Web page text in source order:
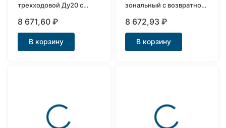
трехходовой Ду20 с
8 671,60₽
В корзину
зональный с возвратной
8 672,93₽
В корзину